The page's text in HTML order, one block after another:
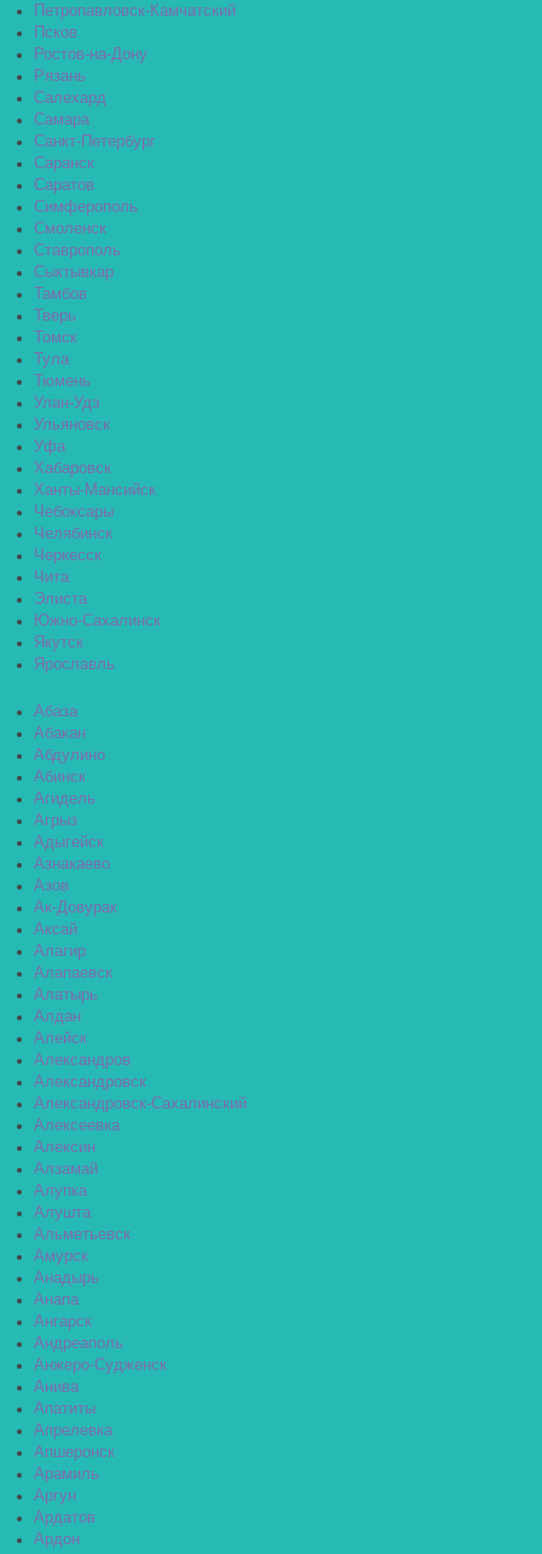
Петропавловск-Камчатский
Псков
Ростов-на-Дону
Рязань
Салехард
Самара
Санкт-Петербург
Саранск
Саратов
Симферополь
Смоленск
Ставрополь
Сыктывкар
Тамбов
Тверь
Томск
Тула
Тюмень
Улан-Удэ
Ульяновск
Уфа
Хабаровск
Ханты-Мансийск
Чебоксары
Челябинск
Черкесск
Чита
Элиста
Южно-Сахалинск
Якутск
Ярославль
Абаза
Абакан
Абдулино
Абинск
Агидель
Агрыз
Адыгейск
Азнакаево
Азов
Ак-Довурак
Аксай
Алагир
Алапаевск
Алатырь
Алдан
Алейск
Александров
Александровск
Александровск-Сахалинский
Алексеевка
Алексин
Алзамай
Алупка
Алушта
Альметьевск
Амурск
Анадырь
Анапа
Ангарск
Андреаполь
Анжеро-Судженск
Анива
Апатиты
Апрелевка
Апшеронск
Арамиль
Аргун
Ардатов
Ардон